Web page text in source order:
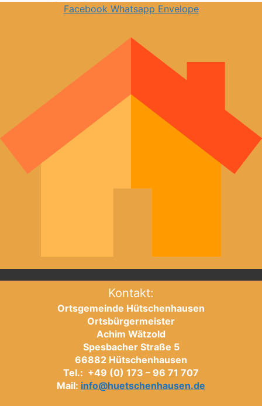
Facebook Whatsapp Envelope
Kontakt:
Ortsgemeinde Hütschenhausen
Ortsbürgermeister
Achim Wätzold
Spesbacher Straße 5
66882 Hütschenhausen
Tel.: +49 (0) 173 – 96 71 707
Mail: info@huetschenhausen.de